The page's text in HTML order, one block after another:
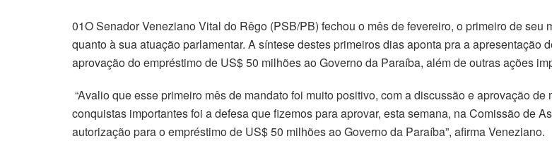
01O Senador Veneziano Vital do Rêgo (PSB/PB) fechou o mês de fevereiro, o primeiro de
quanto à sua atuação parlamentar. A síntese destes primeiros dias aponta pra a
aprovação do empréstimo de US$ 50 milhões ao Governo da Paraíba, além de outras ações
“Avalio que esse primeiro mês de mandato foi muito positivo, com a discussão e aprovação
conquistas importantes foi a defesa que fizemos para aprovar, esta semana, na Comissão de
autorização para o empréstimo de US$ 50 milhões ao Governo da Paraíba”, afirma Veneziano.